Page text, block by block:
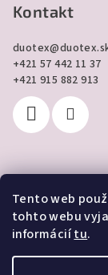
Tento web
tohto webu
informáciítu.
Kontakt
duotex@
+421 57 442 11 37
+421 915 882 913
Prijímame